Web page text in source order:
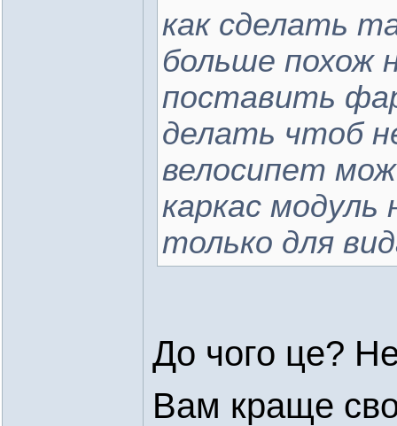
как сделать
больше похож
поставить
делать чтоб
велосипет
каркас
только для
До чого це?
Вам краще